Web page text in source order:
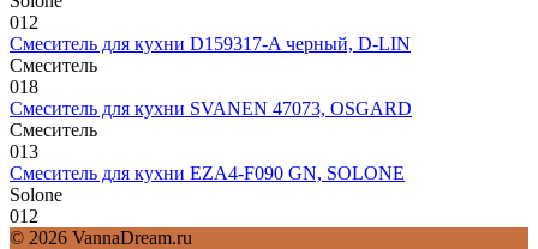
012
Смеситель для кухни D159317-A черный, D-LIN
Смеситель
018
Смеситель для кухни SVANEN 47073, OSGARD
Смеситель
013
Смеситель для кухни EZA4-F090 GN, SOLONE
Solone
012
© 2026 VannaDream.ru